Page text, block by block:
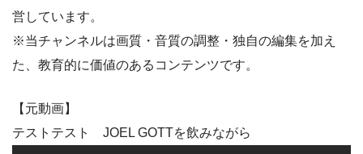
営しています。
※当チャンネルは画質・音質の調整・独自の編集を加え
た、教育的に価値のあるコンテンツです。
【元動画】
テストテスト JOEL GOTTを飲みながら